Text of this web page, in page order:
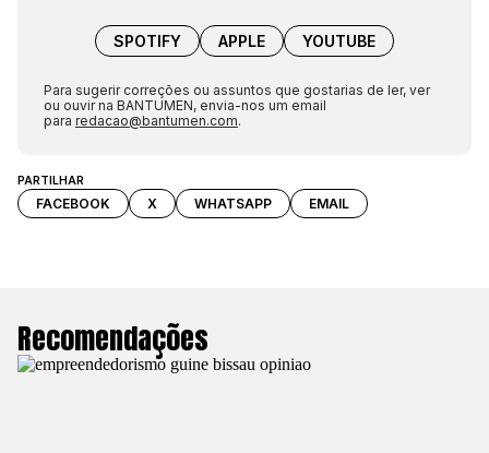
PARTILHAR
FACEBOOK X WHATSAPP EMAIL
SPOTIFY APPLE YOUTUBE
Para sugerir correções ou assuntos que gostarias de ler, ver
ou ouvir na BANTUMEN, envia-nos um email
para redacao@bantumen.com.
Recomendações